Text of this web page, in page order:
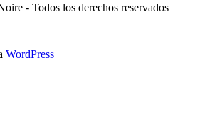
- Todos los derechos reservados
WordPress